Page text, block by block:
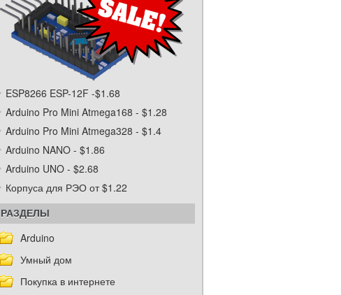
ESP8266 ESP-12F -$1.68
Arduino Pro Mini Atmega168 - $1.28
Arduino Pro Mini Atmega328 - $1.4
Arduino NANO - $1.86
Arduino UNO - $2.68
Корпуса для РЭО от $1.22
РАЗДЕЛЫ
Arduino
Умный дом
Покупка в интернете